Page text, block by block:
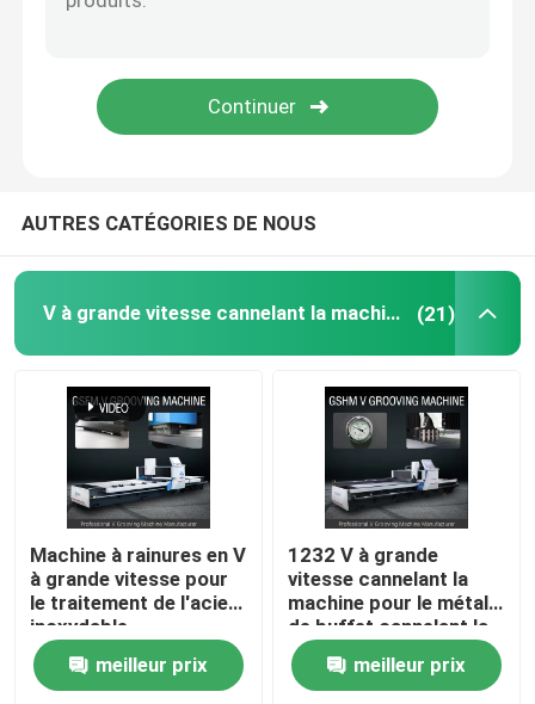
Machine de cannelure de V pour le métal
AUTRES CATÉGORIES DE NOUS
V à grande vitesse cannelant la machine (21)
Machine à rainures en V
à grande vitesse pour
le traitement de l'acier
inoxydable
meilleur prix
1232 V à grande
vitesse cannelant la
machine pour le métal
de buffet cannelant la
machine
meilleur prix